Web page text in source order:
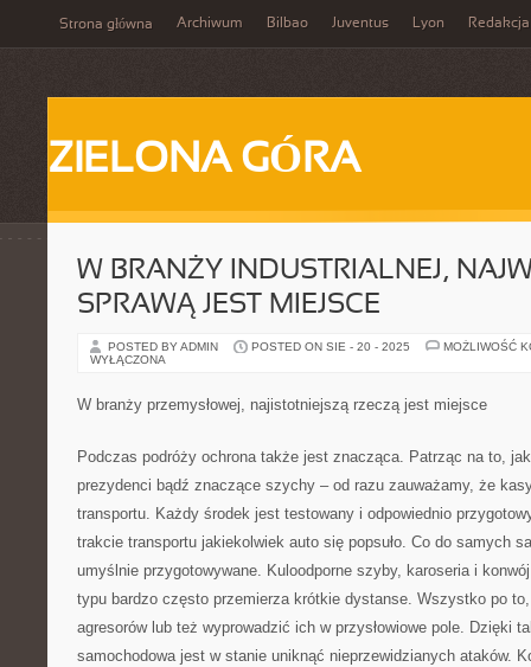
Strona główna Archiwum Bilbao Juventus Lyon Redakcja
ZIELONA GÓRA
W BRANŻY INDUSTRIALNEJ,
SPRAWĄ JEST MIEJSCE
POSTED BY ADMIN POSTED ON SIE - 20 - 2025
MOŻLIWOŚĆ
WYŁĄCZONA
W branży przemysłowej, najistotniejszą rzeczą jest miejsce
Podczas podróży ochrona także jest znacząca. Patrząc na to,
prezydenci bądź znaczące szychy – od razu zauważamy, że
transportu. Każdy środek jest testowany i odpowiednio
trakcie transportu jakiekolwiek auto się popsuło. Co do samych
umyślnie przygotowywane. Kuloodporne szyby, karoseria i
typu bardzo często przemierza krótkie dystanse. Wszystko po
agresorów lub też wyprowadzić ich w przysłowiowe pole. Dzięki
samochodowa jest w stanie uniknąć nieprzewidzianych ataków.